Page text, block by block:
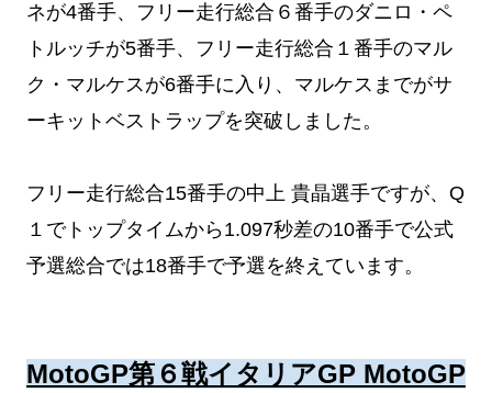
ネが4番手、フリー走行総合６番手のダニロ・ペ
トルッチが5番手、フリー走行総合１番手のマル
ク・マルケスが6番手に入り、マルケスまでがサ
ーキットベストラップを突破しました。
フリー走行総合15番手の中上 貴晶選手ですが、Q
１でトップタイムから1.097秒差の10番手で公式
予選総合では18番手で予選を終えています。
MotoGP第６戦イタリアGP MotoGP